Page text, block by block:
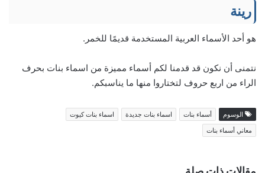
رينة
هو أحد الأسماء العربية المستخدمة قديمًا للخمر.
نتمنى أن نكون قد قدمنا لكم أسماء مميزة من اسماء بنات بحرف
الراء من اربع حروف لتختاروا منها ما يناسبكم.
الوسوم أسماء بنات اسماء بنات جديدة
اسماء بنات كيوت
معاني أسماء بنات